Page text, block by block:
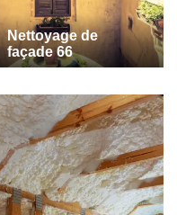
Nettoyage de
façade 66